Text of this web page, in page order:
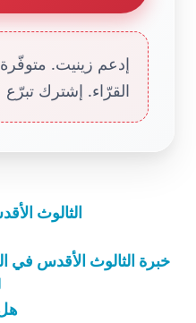
إدعم زينيت.
القرّاء. إشترك تبرّع
الثالوث
خبرة الثالوث الأقدس في